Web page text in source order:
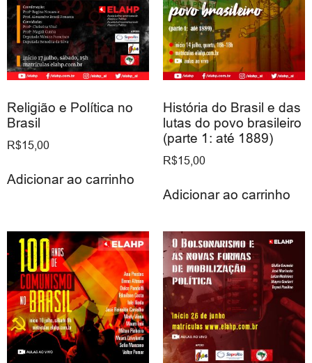
Religião e Política no
Brasil
R$15,00
Adicionar ao carrinho
História do Brasil e das
lutas do povo brasileiro
(parte 1: até 1889)
R$15,00
Adicionar ao carrinho